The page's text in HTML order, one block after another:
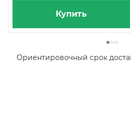
Купить
Ориентировочный срок